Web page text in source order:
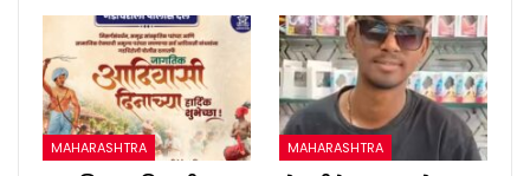
MAHARASHTRA MAHARASHTRA